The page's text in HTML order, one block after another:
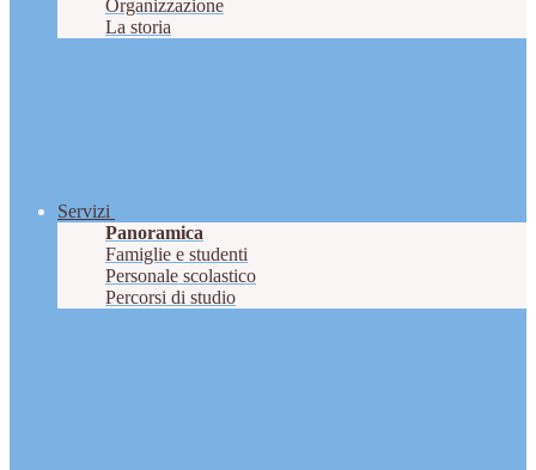
Organizzazione
La storia
Servizi
Panoramica
Famiglie e studenti
Personale scolastico
Percorsi di studio